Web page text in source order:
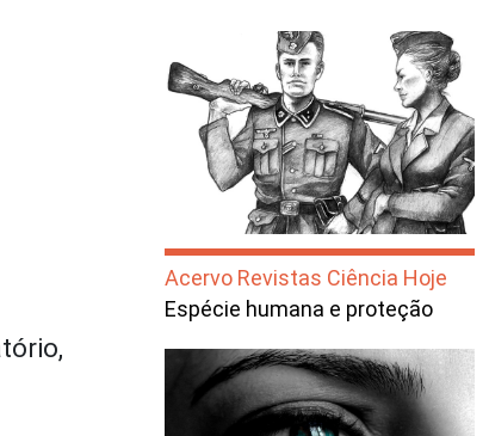
Acervo Revistas Ciência Hoje
Espécie humana e proteção